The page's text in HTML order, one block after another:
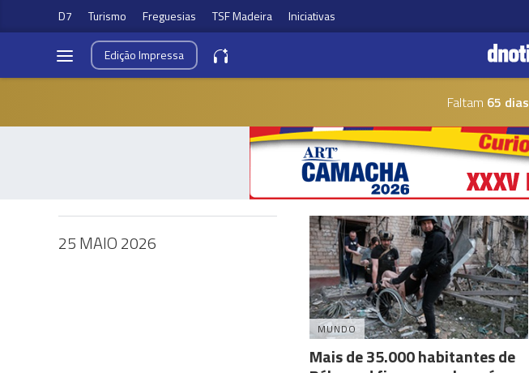
D7 Turismo Freguesias TSF Madeira Iniciativas
EdiçãoImpressa
Faltam 65 dias
25 MAIO 2026
MUNDO
Mais de 35.000 habitantes de